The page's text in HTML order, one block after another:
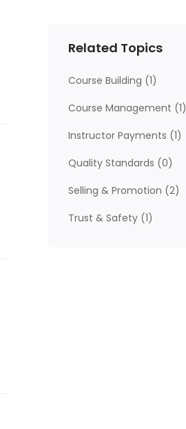
Related Topics
Course Building (1)
Course Management (1)
Instructor Payments (1)
Quality Standards (0)
Selling & Promotion (2)
Trust & Safety (1)